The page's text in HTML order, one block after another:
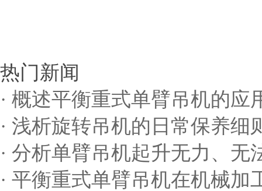
热门新闻
· 概述平衡重式单臂吊机的应
· 浅析旋转吊机的日常保养细
· 分析单臂吊机起升无力、
· 平衡重式单臂吊机在机械加